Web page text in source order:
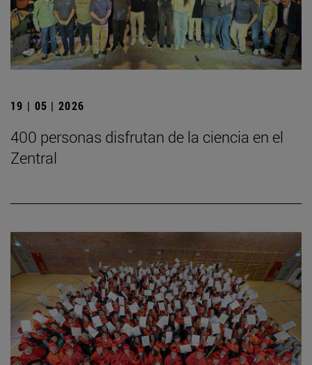
19 | 05 | 2026
400 personas disfrutan de la ciencia en el
Zentral